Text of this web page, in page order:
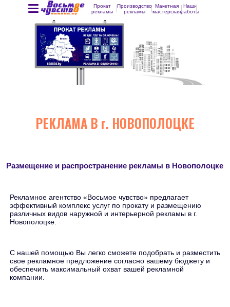
Прокат
рекламы
Производство
рекламы
Макетная
мастерская
Наши
работы
РЕКЛАМА В г. НОВОПОЛОЦКЕ
Размещение и распространение рекламы в Новополоцке
Рекламное агентство «Восьмое чувство» предлагает
эффективный комплекс услуг по прокату и размещению
различных видов наружной и интерьерной рекламы в г.
Новополоцке.
С нашей помощью Вы легко сможете подобрать и разместить
свое рекламное предложение согласно вашему бюджету и
обеспечить максимальный охват вашей рекламной
компании.